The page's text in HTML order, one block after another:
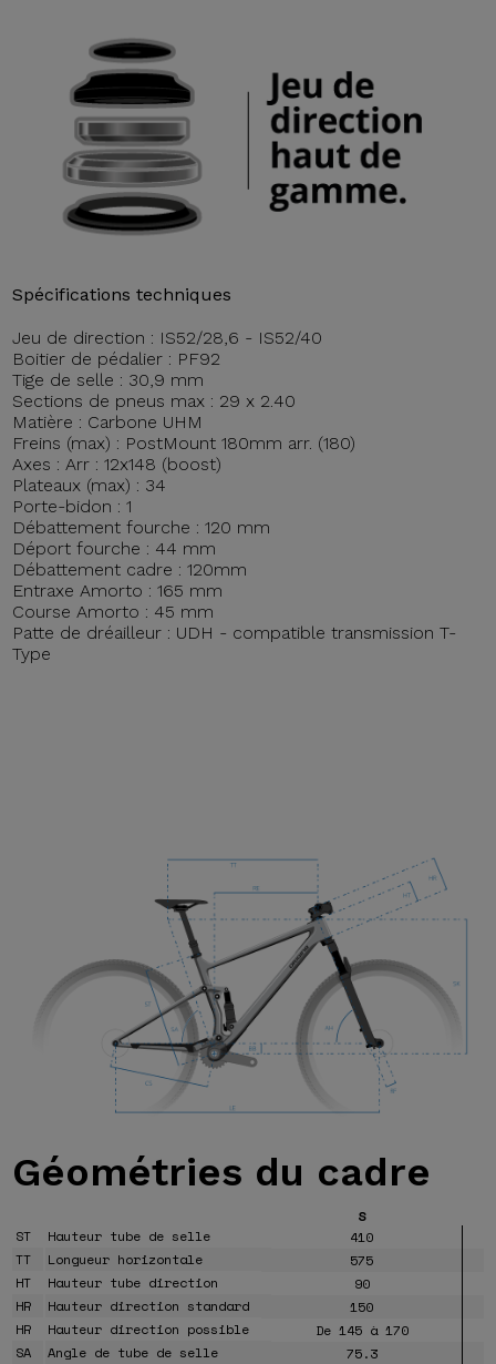
Spécifications techniques
Jeu de direction : IS52/28,6 - IS52/40
Boitier de pédalier : PF92
Tige de selle : 30,9 mm
Sections de pneus max : 29 x 2.40
Matière : Carbone UHM
Freins (max) : PostMount 180mm arr. (180)
Axes : Arr : 12x148 (boost)
Plateaux (max) : 34
Porte-bidon : 1
Débattement fourche : 120 mm
Déport fourche : 44 mm
Débattement cadre : 120mm
Entraxe Amorto : 165 mm
Course Amorto : 45 mm
Patte de dréailleur : UDH - compatible transmission T-
Type
Géométries du cadre
S
ST
Hauteur tube de selle
410
TT
Longueur horizontale
575
HT
Hauteur tube direction
90
HR
Hauteur direction standard
150
HR
Hauteur direction possible
De 145 à 170
SA
Angle de tube de selle
75.3